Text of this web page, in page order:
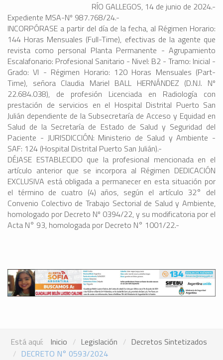
RÍO GALLEGOS, 14 de junio de 2024.-
Expediente MSA-Nº 987.768/24.-
INCORPÓRASE a partir del día de la fecha, al Régimen Horario:
144 Horas Mensuales (Full-Time), efectivas de la agente que
revista como personal Planta Permanente - Agrupamiento
Escalafonario: Profesional Sanitario - Nivel: B2 - Tramo: Inicial -
Grado: VI - Régimen Horario: 120 Horas Mensuales (Part-
Time), señora Claudia Mariel BALL HERNÁNDEZ (D.N.I. Nº
22.684.038), de profesión Licenciada en Radiología con
prestación de servicios en el Hospital Distrital Puerto San
Julián dependiente de la Subsecretaría de Acceso y Equidad en
Salud de la Secretaría de Estado de Salud y Seguridad del
Paciente - JURISDICCIÓN: Ministerio de Salud y Ambiente -
SAF: 124 (Hospital Distrital Puerto San Julián).-
DÉJASE ESTABLECIDO que la profesional mencionada en el
artículo anterior que se incorpora al Régimen DEDICACIÓN
EXCLUSIVA está obligada a permanecer en esta situación por
el término de cuatro (4) años, según el artículo 32° del
Convenio Colectivo de Trabajo Sectorial de Salud y Ambiente,
homologado por Decreto Nº 0394/22, y su modificatoria por el
Acta N° 93, homologada por Decreto N° 1001/22.-
Está aquí: Inicio Legislación
Decretos Sintetizados
DECRETO N° 0593/2024